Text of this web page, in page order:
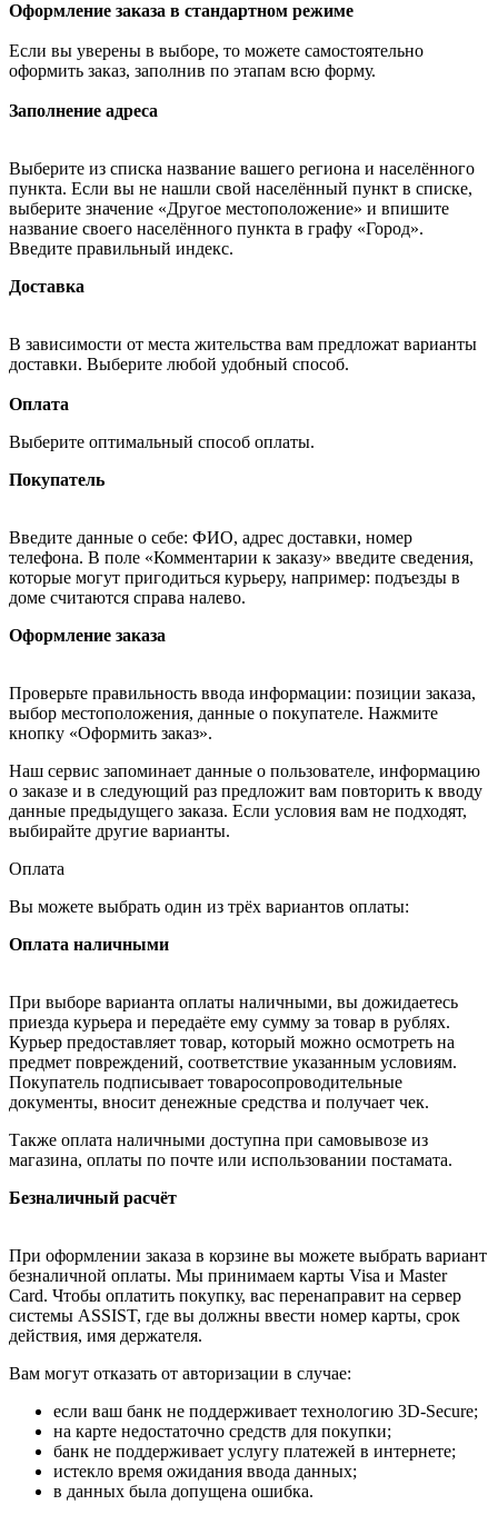
Оформление заказа в стандартном режиме
Если вы уверены в выборе, то можете самостоятельно
оформить заказ, заполнив по этапам всю форму.
Заполнение адреса
Выберите из списка название вашего региона и населённого
пункта. Если вы не нашли свой населённый пункт в списке,
выберите значение «Другое местоположение» и впишите
название своего населённого пункта в графу «Город».
Введите правильный индекс.
Доставка
В зависимости от места жительства вам предложат варианты
доставки. Выберите любой удобный способ.
Оплата
Выберите оптимальный способ оплаты.
Покупатель
Введите данные о себе: ФИО, адрес доставки, номер
телефона. В поле «Комментарии к заказу» введите сведения,
которые могут пригодиться курьеру, например: подъезды в
доме считаются справа налево.
Оформление заказа
Проверьте правильность ввода информации: позиции заказа,
выбор местоположения, данные о покупателе. Нажмите
кнопку «Оформить заказ».
Наш сервис запоминает данные о пользователе, информацию
о заказе и в следующий раз предложит вам повторить к вводу
данные предыдущего заказа. Если условия вам не подходят,
выбирайте другие варианты.
Оплата
Вы можете выбрать один из трёх вариантов оплаты:
Оплата наличными
При выборе варианта оплаты наличными, вы дожидаетесь
приезда курьера и передаёте ему сумму за товар в рублях.
Курьер предоставляет товар, который можно осмотреть на
предмет повреждений, соответствие указанным условиям.
Покупатель подписывает товаросопроводительные
документы, вносит денежные средства и получает чек.
Также оплата наличными доступна при самовывозе из
магазина, оплаты по почте или использовании постамата.
Безналичный расчёт
При оформлении заказа в корзине вы можете выбрать вариант
безналичной оплаты. Мы принимаем карты Visa и Master
Card. Чтобы оплатить покупку, вас перенаправит на сервер
системы ASSIST, где вы должны ввести номер карты, срок
действия, имя держателя.
Вам могут отказать от авторизации в случае:
если ваш банк не поддерживает технологию 3D-Secure;
на карте недостаточно средств для покупки;
банк не поддерживает услугу платежей в интернете;
истекло время ожидания ввода данных;
в данных была допущена ошибка.